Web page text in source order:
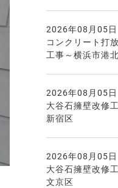
2026年08月05日
コンクリート打
工事～横浜市港
2026年08月05日
大谷石擁壁改修
新宿区
2026年08月05日
大谷石擁壁改修
文京区